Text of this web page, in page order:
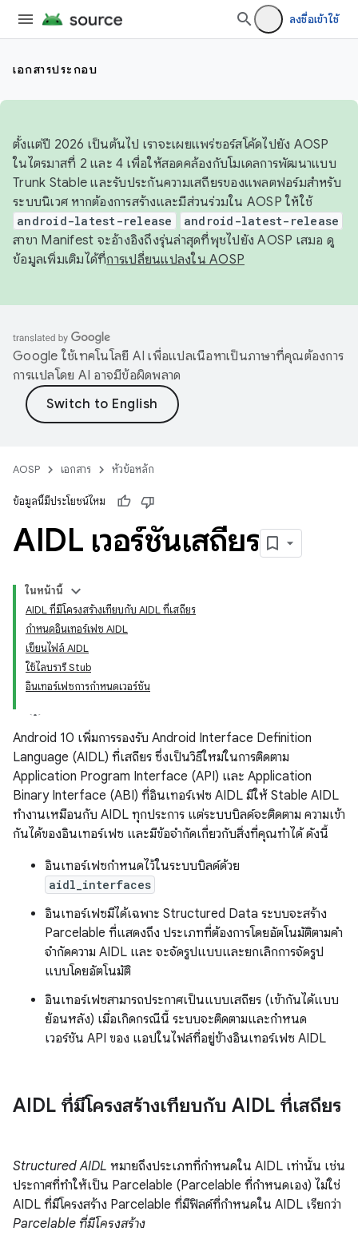
ลงชื่อเข้าใช้
เอกสารประกอบ
ตั้งแต่ปี 2026 เป็นต้นไป เราจะเผยแพร่ซอร์สโค้ดไปยัง AOSP
ในไตรมาสที่ 2 และ 4 เพื่อให้สอดคล้องกับโมเดลการพัฒนาแบบ
Trunk Stable และรับประกันความเสถียรของแพลตฟอร์มสำหรับ
ระบบนิเวศ หากต้องการสร้างและมีส่วนร่วมใน AOSP ให้ใช้
android-latest-release android-latest-release
สาขา Manifest จะอ้างอิงถึงรุ่นล่าสุดที่พุชไปยัง AOSP เสมอ ดู
ข้อมูลเพิ่มเติมได้ที่การเปลี่ยนแปลงใน AOSP
Google ใช้เทคโนโลยี AI เพื่อแปลเนื้อหาเป็นภาษาที่คุณต้องการ
การแปลโดย AI อาจมีข้อผิดพลาด
AOSP เอกสาร หัวข้อหลัก
ข้อมูลนี้มีประโยชน์ไหม
AIDL เวอร์ชันเสถียร
ในหน้านี้
AIDL ที่มีโครงสร้างเทียบกับ AIDL ที่เสถียร
กำหนดอินเทอร์เฟซ AIDL
เขียนไฟล์ AIDL
ใช้ไลบรารี Stub
อินเทอร์เฟซการกำหนดเวอร์ชัน
Android 10 เพิ่มการรองรับ Android Interface Definition
Language (AIDL) ที่เสถียร ซึ่งเป็นวิธีใหม่ในการติดตาม
Application Program Interface (API) และ Application
Binary Interface (ABI) ที่อินเทอร์เฟซ AIDL มีให้ Stable AIDL
ทำงานเหมือนกับ AIDL ทุกประการ แต่ระบบบิลด์จะติดตาม ความเข้า
กันได้ของอินเทอร์เฟซ และมีข้อจำกัดเกี่ยวกับสิ่งที่คุณทำได้ ดังนี้
อินเทอร์เฟซกำหนดไว้ในระบบบิลด์ด้วย
aidl_interfaces
อินเทอร์เฟซมีได้เฉพาะ Structured Data ระบบจะสร้าง
Parcelable ที่แสดงถึง ประเภทที่ต้องการโดยอัตโนมัติตามคำ
จำกัดความ AIDL และ จะจัดรูปแบบและยกเลิกการจัดรูป
แบบโดยอัตโนมัติ
อินเทอร์เฟซสามารถประกาศเป็นแบบเสถียร (เข้ากันได้แบบ
ย้อนหลัง) เมื่อเกิดกรณีนี้ ระบบจะติดตามและกำหนด
เวอร์ชัน API ของ แอปในไฟล์ที่อยู่ข้างอินเทอร์เฟซ AIDL
AIDL ที่มีโครงสร้างเทียบกับ AIDL ที่เสถียร
Structured AIDL หมายถึงประเภทที่กำหนดใน AIDL เท่านั้น เช่น
ประกาศที่ทำให้เป็น Parcelable (Parcelable ที่กำหนดเอง) ไม่ใช่
AIDL ที่มีโครงสร้าง Parcelable ที่มีฟิลด์ที่กำหนดใน AIDL เรียกว่า
Parcelable ที่มีโครงสร้าง